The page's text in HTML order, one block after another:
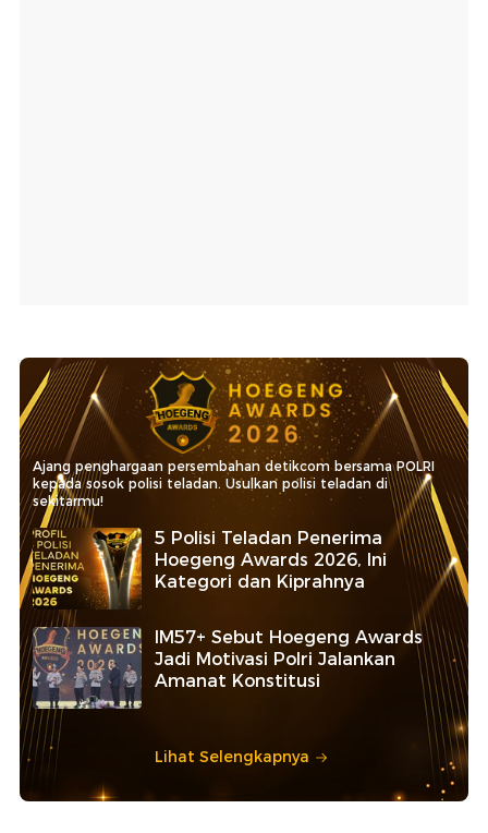
Ajang penghargaan persembahan detikcom bersama POLRI
kepada sosok polisi teladan. Usulkan polisi teladan di
sekitarmu!
5 Polisi Teladan Penerima
Hoegeng Awards 2026, Ini
Kategori dan Kiprahnya
IM57+ Sebut Hoegeng Awards
Jadi Motivasi Polri Jalankan
Amanat Konstitusi
Lihat Selengkapnya